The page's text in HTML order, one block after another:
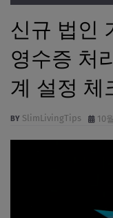
신규 법인
영수증 처
계 설정 체
SlimLivingTips 10